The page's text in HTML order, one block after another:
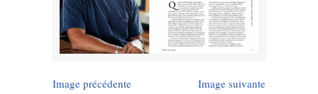
Image précédente Image suivante